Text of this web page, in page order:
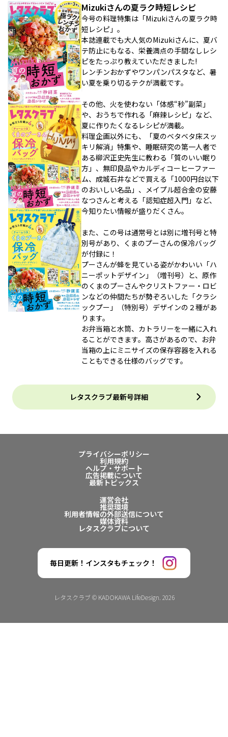
Mizukiさんの夏ラク時短レシピ
今号の料理特集は「Mizukiさんの夏ラク時
短レシピ」。
本誌連載でも大人気のMizukiさんに、夏バ
テ防止にもなる、栄養満点の手間なしレシ
ピをたっぷり教えていただきました!
レンチンおかずやワンパンパスタなど、暑
い夏を乗り切るテクが満載です。
その他、火を使わない「体感“秒”副菜」
や、おうちで作れる「麻辣レシピ」など、
夏に作りたくなるレシピが満載。
料理企画以外にも、「夏のベタベタ床スッ
キリ解消」特集や、睡眠研究の第一人者で
ある柳沢正史先生に教わる「質のいい眠り
方」、無印良品やカルディコーヒーファー
ム、成城石井などで買える「1000円台以下
のおいしい名品」、メイプル超合金の安藤
なつさんと考える「認知症超入門」など、
今知りたい情報が盛りだくさん。
また、この号は通常号とは別に増刊号と特
別号があり、くまのプーさんの保冷バッグ
が付録に！
プーさんが蜂を見ている姿がかわいい「ハ
ニーポットデザイン」（増刊号）と、原作
のくまのプーさんやクリストファー・ロビ
ンなどの仲間たちが勢ぞろいした「クラシ
ックプー」（特別号）デザインの２種があ
ります。
お弁当箱と水筒、カトラリーを一緒に入れ
ることができます。高さがあるので、お弁
当箱の上にミニサイズの保存容器を入れる
こともできる仕様のバッグです。
レタスクラブ最新号詳細
プライバシーポリシー
利用規約
ヘルプ・サポート
広告掲載について
最新トピックス
運営会社
推奨環境
利用者情報の外部送信について
媒体資料
レタスクラブについて
毎日更新！インスタもチェック！
レタスクラブ © KADOKAWA LifeDesign. 2026